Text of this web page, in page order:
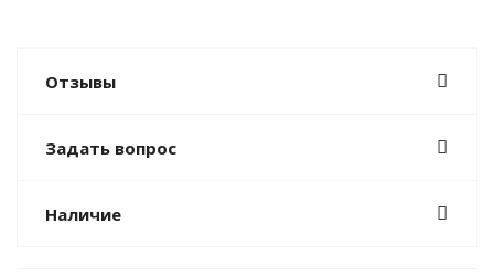
Отзывы
Задать вопрос
Наличие